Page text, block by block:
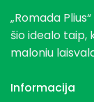
„Romada
šio idealo taip,
maloniu
Informacija